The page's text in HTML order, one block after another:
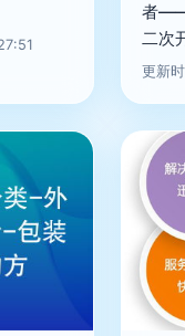
者——
二次
更新